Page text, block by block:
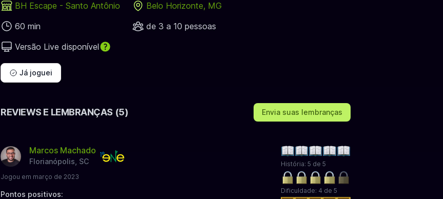
BH Escape - Santo Antônio
Belo Horizonte, MG
60 min
de 3 a 10 pessoas
Versão Live disponível
Já joguei
REVIEWS E LEMBRANÇAS (5) Envia suas lembranças
Marcos Machado
Florianópolis, SC
Jogou em março de 2023
Pontos positivos:
História: 5 de 5
Dificuldade: 4 de 5